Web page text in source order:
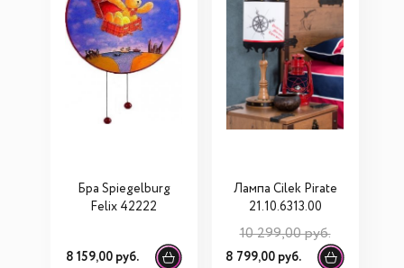
Бра Spiegelburg
Felix 42222
8 159,00 руб.
Лампа Cilek Pirate
21.10.6313.00
10 299,00 руб.
8 799,00 руб.